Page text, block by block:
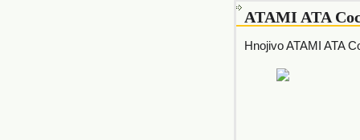
ATAMI ATA
Hnojivo ATAMI ATA